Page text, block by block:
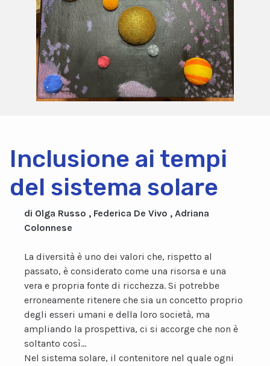
Inclusione ai tempi
del sistema solare
di Olga Russo , Federica De Vivo , Adriana
Colonnese
La diversità è uno dei valori che, rispetto al
passato, è considerato come una risorsa e una
vera e propria fonte di ricchezza. Si potrebbe
erroneamente ritenere che sia un concetto proprio
degli esseri umani e della loro società, ma
ampliando la prospettiva, ci si accorge che non è
soltanto così…
Nel sistema solare, il contenitore nel quale ogni